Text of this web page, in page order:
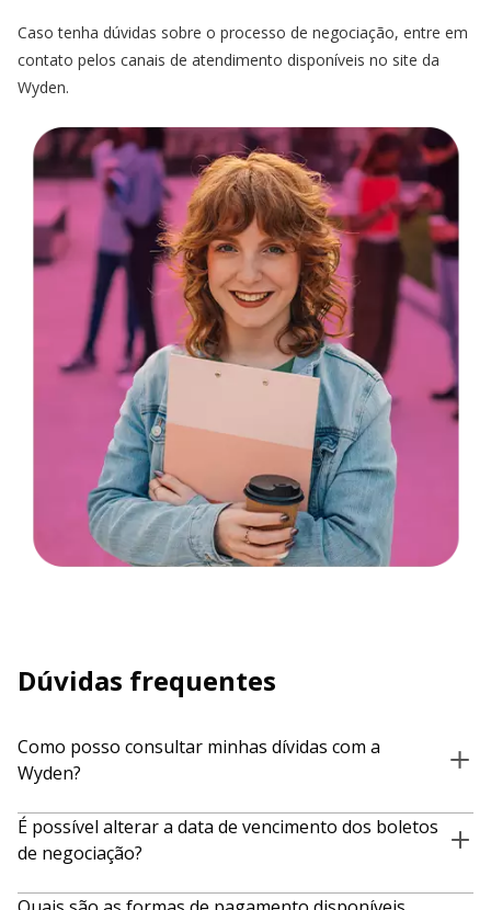
Caso tenha dúvidas sobre o processo de negociação, entre em
contato pelos canais de atendimento disponíveis no site da
Wyden.
Dúvidas frequentes
Como posso consultar minhas dívidas com a
Wyden?
Você pode consultar suas dívidas acessando o portal de
negociação da Wyden ou entrando em contato pelos canais de
atendimento disponíveis no site oficial.
É possível alterar a data de vencimento dos boletos
de negociação?
Não. A alteração de vencimento é válida apenas para boletos